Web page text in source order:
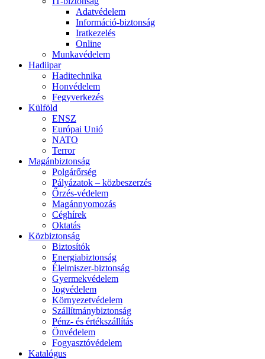
Adatvédelem
Információ-biztonság
Iratkezelés
Online
Munkavédelem
Hadiipar
Haditechnika
Honvédelem
Fegyverkezés
Külföld
ENSZ
Európai Unió
NATO
Terror
Magánbiztonság
Polgárőrség
Pályázatok – közbeszerzés
Őrzés-védelem
Magánnyomozás
Céghírek
Oktatás
Közbiztonság
Biztosítók
Energiabiztonság
Élelmiszer-biztonság
Gyermekvédelem
Jogvédelem
Környezetvédelem
Szállítmánybiztonság
Pénz- és értékszállítás
Önvédelem
Fogyasztóvédelem
Katalógus